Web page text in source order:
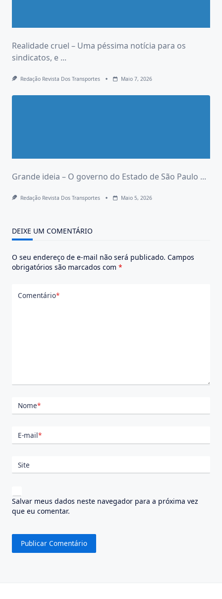
Realidade cruel – Uma péssima notícia para os
sindicatos, e ...
Redação Revista Dos Transportes Maio 7, 2026
Grande ideia – O governo do Estado de São Paulo ...
Redação Revista Dos Transportes Maio 5, 2026
DEIXE UM COMENTÁRIO
O seu endereço de e-mail não será publicado. Campos
obrigatórios são marcados com *
Comentário*
Nome*
E-mail*
Site
Salvar meus dados neste navegador para a próxima vez
que eu comentar.